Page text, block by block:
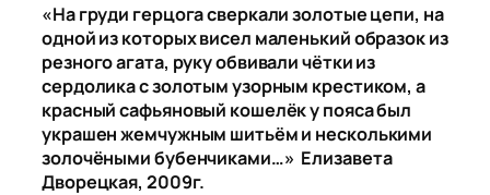
«На груди герцога сверкали золотые цепи, на
одной из которых висел маленький образок из
резного агата, руку обвивали чётки из
сердолика с золотым узорным крестиком, а
красный сафьяновый кошелёк у пояса был
украшен жемчужным шитьём и несколькими
золочёными бубенчиками…» Елизавета
Дворецкая, 2009г.